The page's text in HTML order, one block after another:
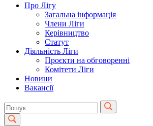
Про Лігу
Загальна інформація
Члени Ліги
Керівництво
Статут
Діяльність Ліги
Проєкти на обговоренні
Комітети Ліги
Новини
Вакансії